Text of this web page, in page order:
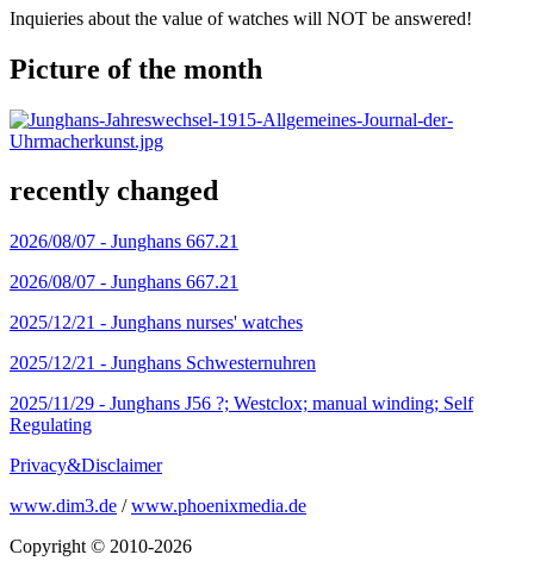
Inquieries about the value of watches will NOT be answered!
Picture of the month
recently changed
2026/08/07 - Junghans 667.21
2026/08/07 - Junghans 667.21
2025/12/21 - Junghans nurses' watches
2025/12/21 - Junghans Schwesternuhren
2025/11/29 - Junghans J56 ?; Westclox; manual winding; Self
Regulating
Privacy&Disclaimer
www.dim3.de /www.phoenixmedia.de
Copyright © 2010-2026